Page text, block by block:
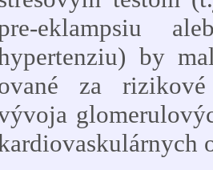
eklampsiu
by
za